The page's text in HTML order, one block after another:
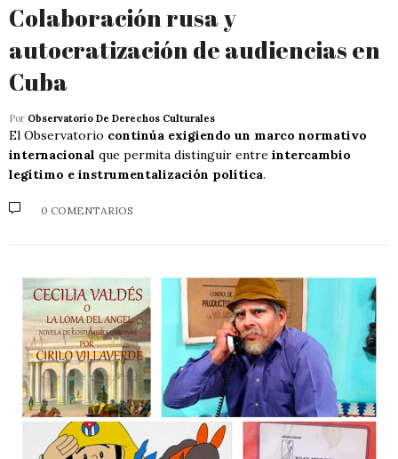
Colaboración rusa y
autocratización de audiencias en
Cuba
Por Observatorio De Derechos Culturales
El Observatorio continúa exigiendo un marco normativo
internacional que permita distinguir entre intercambio
legítimo e instrumentalización política.
0 COMENTARIOS